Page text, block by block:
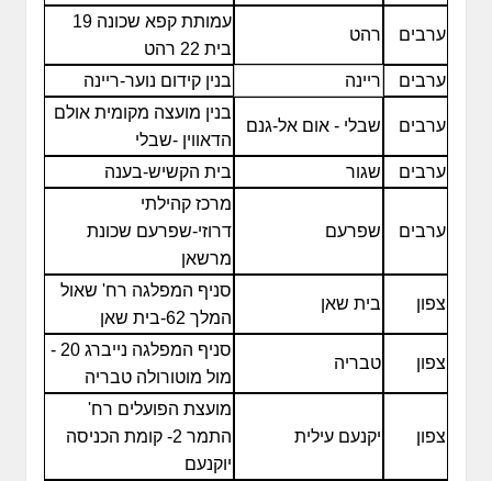
ערבים רהט
עמותת קפא שכונה 19
בית 22 רהט
ערבים
ריינה בנין קידום נוער-ריינה
ערבים שבלי - אום אל-גנם
בנין מועצה מקומית אולם
הדאווין -שבלי
ערבים
שגור בית הקשיש-בענה
ערבים שפרעם
מרכז קהילתי
דרוזי-שפרעם שכונת
מרשאן
צפון בית שאן
סניף המפלגה רח' שאול
המלך 62-בית שאן
צפון טבריה
סניף המפלגה נייברג 20 -
מול מוטורולה טבריה
צפון יקנעם עילית
מועצת הפועלים רח'
התמר 2- קומת הכניסה
יוקנעם